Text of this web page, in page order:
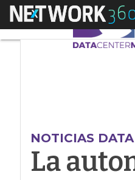
Menú
NOTICIAS
La